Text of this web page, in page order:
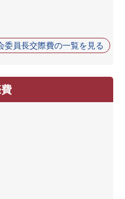
委員長交際費の一覧を見る